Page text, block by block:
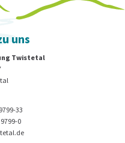
uns
Twistetal
33
0